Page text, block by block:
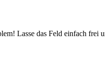
Lasse das Feld einfach frei